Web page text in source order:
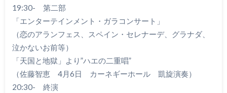
19:30- 第二部
「エンターテインメント・ガラコンサート」
（恋のアランフェス、スペイン・セレナーデ、グラナダ、
泣かないお前等）
「天国と地獄」より”ハエの二重唱”
（佐藤智恵 4月6日 カーネギーホール 凱旋演奏）
20:30- 終演